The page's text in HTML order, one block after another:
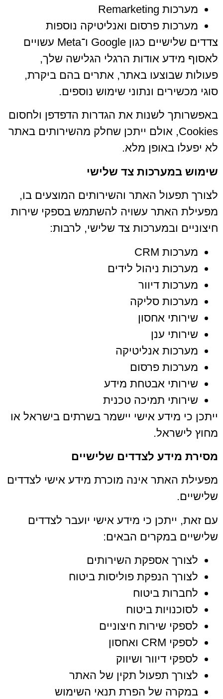
מערכות Remarketing
מערכות פרסום ואנליטיקה נוספות
צדדים שלישיים כגון Google ו־Meta עשויים
לאסוף מידע אודות הרגלי הגלישה שלך,
פעולות שבוצעו באתר, אתרים בהם ביקרת,
סוגי מכשירים ונתוני שימוש נוספים.
באפשרותך לשנות את הגדרות הדפדפן ולחסום
Cookies, אולם ייתכן שחלק מהשירותים באתר
לא יפעלו באופן מלא.
שימוש במערכות צד שלישי
לצורך תפעול האתר והשירותים המוצעים בו,
מפעילת האתר עשויה להשתמש בספקי שירות
חיצוניים ובמערכות צד שלישי, לרבות:
מערכות CRM
מערכות ניהול לידים
מערכות דיוור
מערכות סליקה
שירותי אחסון
שירותי ענן
מערכות אנליטיקה
מערכות פרסום
שירותי אבטחת מידע
שירותי תמיכה טכנית
ייתכן כי מידע אישי יישמר בשרתים בישראל או
מחוץ לישראל.
מסירת מידע לצדדים שלישיים
מפעילת האתר אינה מוכרת מידע אישי לצדדים
שלישיים.
עם זאת, ייתכן כי מידע אישי יועבר לצדדים
שלישיים במקרים הבאים:
לצורך אספקת השירותים
לצורך הנפקת פוליסות ביטוח
לחברות ביטוח
לסוכנויות ביטוח
לספקי שירות חיצוניים
לספקי CRM ואחסון
לספקי דיוור ושיווק
לצורך תפעול תקין של האתר
במקרה של הפרת תנאי השימוש